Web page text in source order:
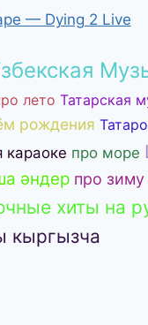
— Dying 2 Live
лето Татарская
рождения
про море
әндер про зиму
хиты на
кыргызча